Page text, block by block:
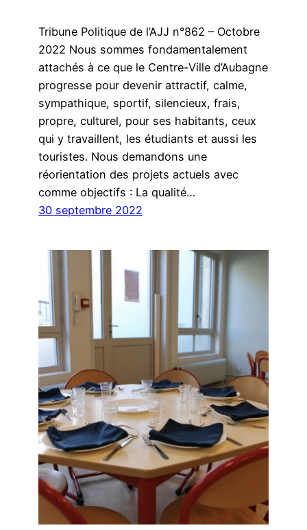
Tribune Politique de l’AJJ n°862 – Octobre
2022 Nous sommes fondamentalement
attachés à ce que le Centre-Ville d’Aubagne
progresse pour devenir attractif, calme,
sympathique, sportif, silencieux, frais,
propre, culturel, pour ses habitants, ceux
qui y travaillent, les étudiants et aussi les
touristes. Nous demandons une
réorientation des projets actuels avec
comme objectifs : La qualité…
30 septembre 2022